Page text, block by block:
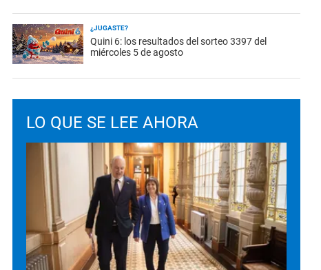
¿JUGASTE?
Quini 6: los resultados del sorteo 3397 del
miércoles 5 de agosto
LO QUE SE LEE AHORA